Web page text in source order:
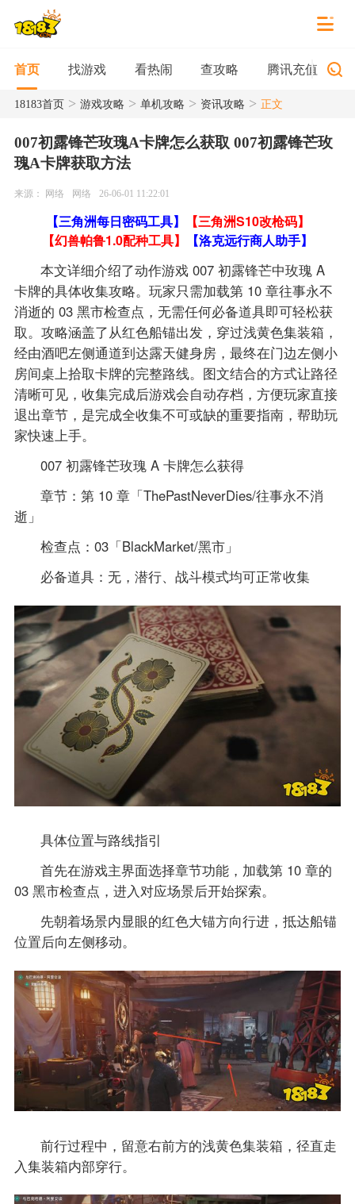
首页 找游戏 看热闹 查攻略 腾讯充值
18183首页> 游戏攻略 > 单机攻略 > 资讯攻略 > 正文
007初露锋芒玫瑰A卡牌怎么获取 007初露锋芒玫
瑰A卡牌获取方法
来源： 网络 网络 26-06-01 11:22:01
【三角洲每日密码工具】
【三角洲S10改枪码】
【幻兽帕鲁1.0配种工具】
【洛克远行商人助手】
本文详细介绍了动作游戏 007 初露锋芒中玫瑰 A
卡牌的具体收集攻略。玩家只需加载第 10 章往事永不
消逝的 03 黑市检查点，无需任何必备道具即可轻松获
取。攻略涵盖了从红色船锚出发，穿过浅黄色集装箱，
经由酒吧左侧通道到达露天健身房，最终在门边左侧小
房间桌上拾取卡牌的完整路线。图文结合的方式让路径
清晰可见，收集完成后游戏会自动存档，方便玩家直接
退出章节，是完成全收集不可或缺的重要指南，帮助玩
家快速上手。
007 初露锋芒玫瑰 A 卡牌怎么获得
章节：第 10 章「ThePastNeverDies/往事永不消
逝」
检查点：03「BlackMarket/黑市」
必备道具：无，潜行、战斗模式均可正常收集
具体位置与路线指引
首先在游戏主界面选择章节功能，加载第 10 章的
03 黑市检查点，进入对应场景后开始探索。
先朝着场景内显眼的红色大锚方向行进，抵达船锚
位置后向左侧移动。
前行过程中，留意右前方的浅黄色集装箱，径直走
入集装箱内部穿行。